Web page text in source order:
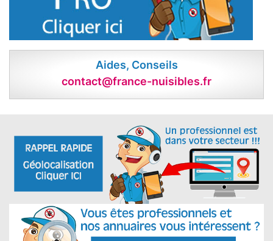
Aides, Conseils
contact@france-nuisibles.fr